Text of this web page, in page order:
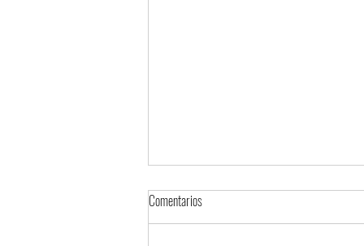
Comentarios